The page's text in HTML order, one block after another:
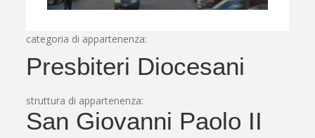
categoria di appartenenza:
Presbiteri Diocesani
struttura di appartenenza:
San Giovanni Paolo II